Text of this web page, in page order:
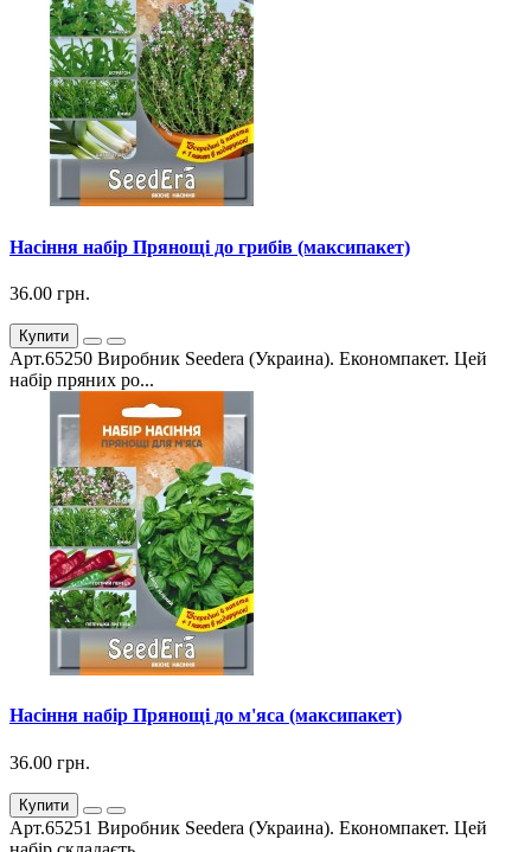
Насіння набір Прянощі до грибів (максипакет)
36.00 грн.
Купити
Арт.65250 Виробник Seedera (Украина). Економпакет. Цей
набір пряних ро...
Насіння набір Прянощі до м'яса (максипакет)
36.00 грн.
Купити
Арт.65251 Виробник Seedera (Украина). Економпакет. Цей